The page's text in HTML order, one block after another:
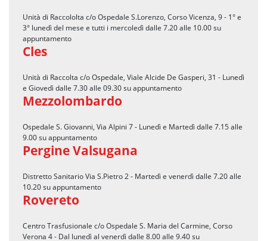
Unità di Raccololta c/o Ospedale S.Lorenzo, Corso Vicenza, 9 - 1° e
3° lunedì del mese e tutti i mercoledì dalle 7.20 alle 10.00 su
appuntamento
Cles
Unità di Raccolta c/o Ospedale, Viale Alcide De Gasperi, 31 - Lunedì
e Giovedì dalle 7.30 alle 09.30 su appuntamento
Mezzolombardo
Ospedale S. Giovanni, Via Alpini 7 - Lunedì e Martedì dalle 7.15 alle
9.00 su appuntamento
Pergine Valsugana
Distretto Sanitario Via S.Pietro 2 - Martedì e venerdì dalle 7.20 alle
10.20 su appuntamento
Rovereto
Centro Trasfusionale c/o Ospedale S. Maria del Carmine, Corso
Verona 4 - Dal lunedì al venerdì dalle 8.00 alle 9.40 su